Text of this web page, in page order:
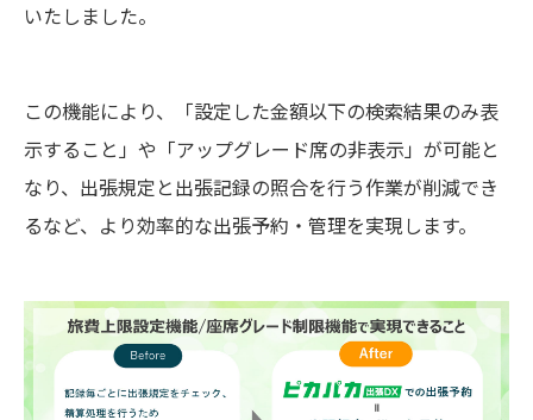
いたしました。
この機能により、「設定した金額以下の検索結果のみ表
示すること」や「アップグレード席の非表示」が可能と
なり、出張規定と出張記録の照合を行う作業が削減でき
るなど、より効率的な出張予約・管理を実現します。